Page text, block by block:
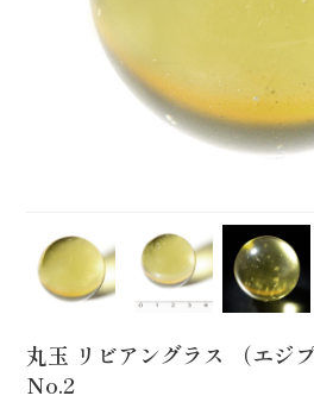
丸玉 リビアングラス （エジ
No.2